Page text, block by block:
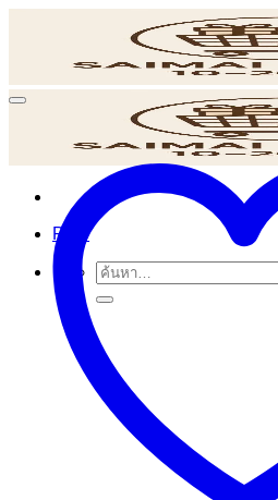
เนื้อหา
POS
ค้นหา: